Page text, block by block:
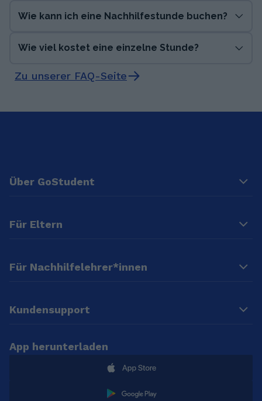
Wie kann ich eine Nachhilfestunde buchen?
Wie viel kostet eine einzelne Stunde?
Zu unserer FAQ-Seite
Über GoStudent
Für Eltern
Für Nachhilfelehrer*innen
Kundensupport
App herunterladen